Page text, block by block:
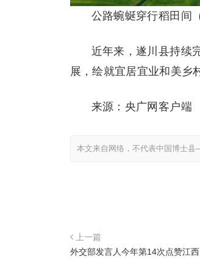
公路蜿蜒穿行稻田间
近年来，遂川县持续
展，绘就宜居宜业和美乡
来源：央广网客户端
本文来自网络，不代表中国博士
上一篇
外交部发言人今年第14次点赞江西